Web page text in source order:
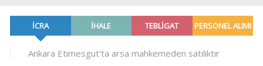
davet
EBSCO’dan
ücretsiz seminer